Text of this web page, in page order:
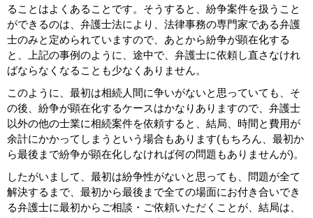
ることはよくあることです。そうすると、紛争案件を扱うこと
ができるのは、弁護士法により、法律事務の専門家である弁護
士のみと定められていますので、あとから紛争が顕在化する
と、上記の事例のように、途中で、弁護士に依頼し直さなけれ
ばならなくなることも少なくありません。
このように、最初は相続人間に争いがないと思っていても、そ
の後、紛争が顕在化するケースはかなりありますので、弁護士
以外の他の士業に相続案件を依頼すると、結局、時間と費用が
余計にかかってしまうという場合もあります(もちろん、最初か
ら最後まで紛争が顕在化しなければ何の問題もありませんが)。
したがいまして、最初は紛争性がないと思っても、問題が全て
解決するまで、最初から最後まで全ての場面にお付き合いでき
る弁護士に最初からご相談・ご依頼いただくことが、結局は、